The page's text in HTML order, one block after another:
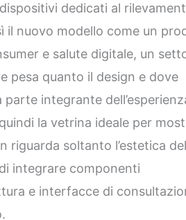
dedicati al
il nuovo modello come un
e salute digitale, un
pesa quanto il design e dove
integrante
la vetrina ideale per
riguarda soltanto l’estetica
integrare componenti
e interfacce di